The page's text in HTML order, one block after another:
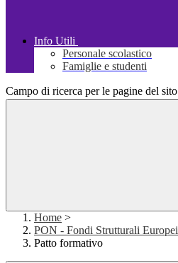
Info Utili
Personale scolastico
Famiglie e studenti
Campo di ricerca per le pagine del sito
Home >
PON - Fondi Strutturali Europei
Patto formativo